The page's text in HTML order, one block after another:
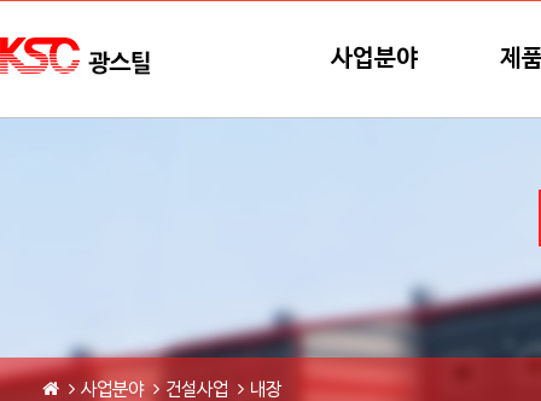
메뉴바로가기
사업분야 제
사업분야 건설사업 내장